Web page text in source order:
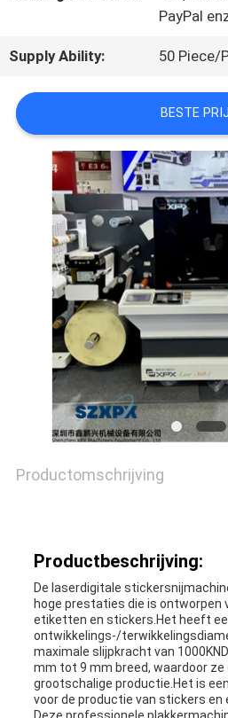
NEEM
CONTACT
MET
NIEUWS
GEVALLEN
SITEMAP
PayPal
Supply Ability: 50 Piece/
BESTE
Productomschrijving
Productbeschrijving:
De laserdigitale
hoge prestaties die is ontworpen
etiketten en stickers.Het heeft
ontwikkelings-/
maximale slijpkracht van
mm tot 9 mm breed, waardoor
grootschalige productie.Het is
voor de productie van stickers en